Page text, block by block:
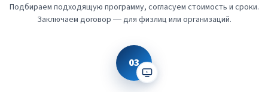
Подбираем подходящую программу, согласуем стоимость и сроки.
Заключаем договор — для физлиц или организаций.
03